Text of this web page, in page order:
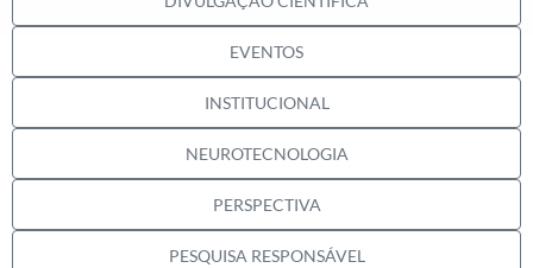
EVENTOS
INSTITUCIONAL
NEUROTECNOLOGIA
PERSPECTIVA
PESQUISA RESPONSÁVEL